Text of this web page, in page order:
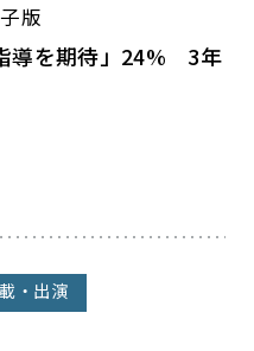
版
導を期待」24% 3年
・出演